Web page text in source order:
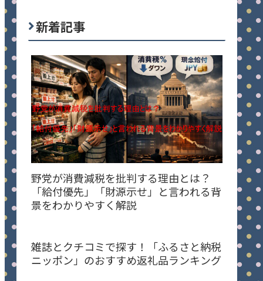
新着記事
野党が消費減税を批判する理由とは？
「給付優先」「財源示せ」と言われる背
景をわかりやすく解説
雑誌とクチコミで探す！「ふるさと納税
ニッポン」のおすすめ返礼品ランキング